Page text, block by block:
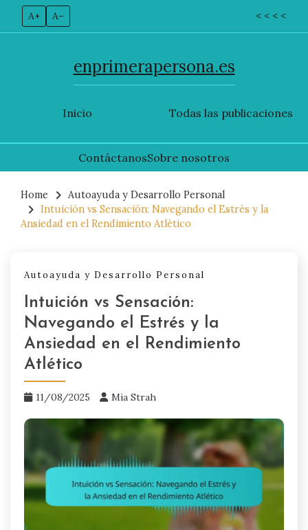
A+ A– < < < <
Inicio
enprimerapersona.es
Todas las publicaciones
ContáctanosSobre nosotros
content
Home
Autoayuda y Desarrollo Personal
Intuición vs Sensación: Navegando el Estrés y la
Ansiedad en el Rendimiento Atlético
Autoayuda y Desarrollo Personal
Intuición vs Sensación:
Navegando el Estrés y la
Ansiedad en el Rendimiento
Atlético
11/08/2025 Mia Strah